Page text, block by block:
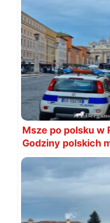
Msze po polsku w
Godziny polskich